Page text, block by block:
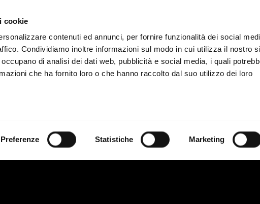
cookie
contenuti ed annunci, per fornire funzionalità dei social
Condividiamo inoltre informazioni sul modo in cui utilizza il nostro
di analisi dei dati web, pubblicità e social media, i quali
che ha fornito loro o che hanno raccolto dal suo utilizzo dei loro
Preferenze Statistiche Marketing
Video
VASCO ROSSI A